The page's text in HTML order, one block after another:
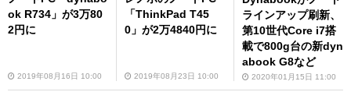
ok R734」が3万80
2円に
2019年08月16日 10:00
「ThinkPad T45
0」が2万4840円に
2019年08月23日 10:00
ラインアップ刷新、
第10世代Core i7搭
載で800g台の新dyn
abook G8など
2020年01月15日 11:00